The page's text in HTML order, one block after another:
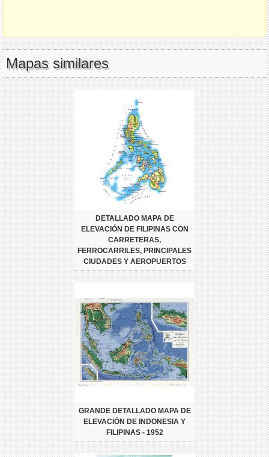
Mapas similares
DETALLADO MAPA DE
ELEVACIÓN DE FILIPINAS CON
CARRETERAS,
FERROCARRILES, PRINCIPALES
CIUDADES Y AEROPUERTOS
GRANDE DETALLADO MAPA DE
ELEVACIÓN DE INDONESIA Y
FILIPINAS - 1952